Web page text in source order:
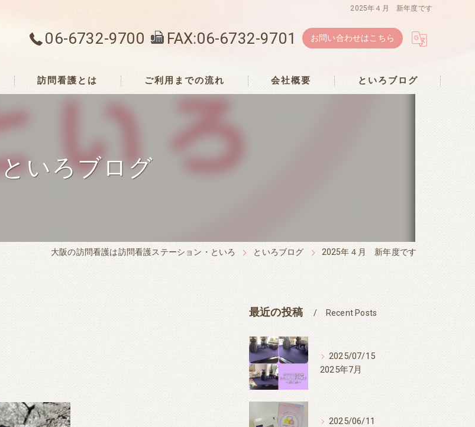
2025年４月 新年度です
06-6732-9700 FAX:06-6732-9701 お問い合わせはこちら
訪問看護とは ご利用までの流れ 会社概要 といろブログ
といろブログ
大阪の訪問看護は訪問看護ステーション・といろ といろブログ 2025年４月 新年度です
最近の投稿 Recent Posts
2025/07/15
2025年7月
2025/06/11